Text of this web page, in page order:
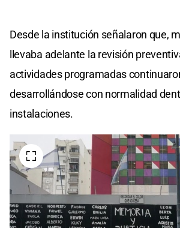
Desde la institución señalaron que,
llevaba adelante la revisión
actividades programadas
desarrollándose con normalidad
instalaciones.